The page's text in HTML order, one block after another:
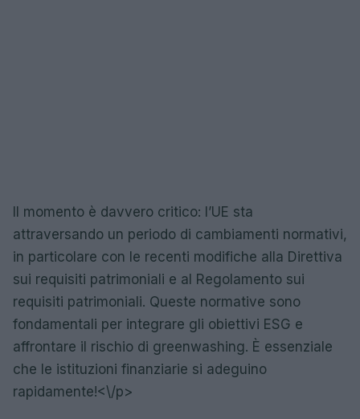
Il momento è davvero critico: l’UE sta
attraversando un periodo di cambiamenti normativi,
in particolare con le recenti modifiche alla Direttiva
sui requisiti patrimoniali e al Regolamento sui
requisiti patrimoniali. Queste normative sono
fondamentali per integrare gli obiettivi ESG e
affrontare il rischio di greenwashing. È essenziale
che le istituzioni finanziarie si adeguino
rapidamente!<\/p>